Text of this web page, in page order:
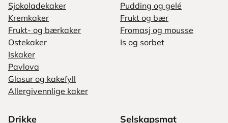
Sjokoladekaker
Kremkaker
Frukt- og bærkaker
Ostekaker
Iskaker
Pavlova
Glasur og kakefyll
Allergivennlige kaker
Pudding og gelé
Frukt og bær
Fromasj og mousse
Is og sorbet
Drikke Selskapsmat